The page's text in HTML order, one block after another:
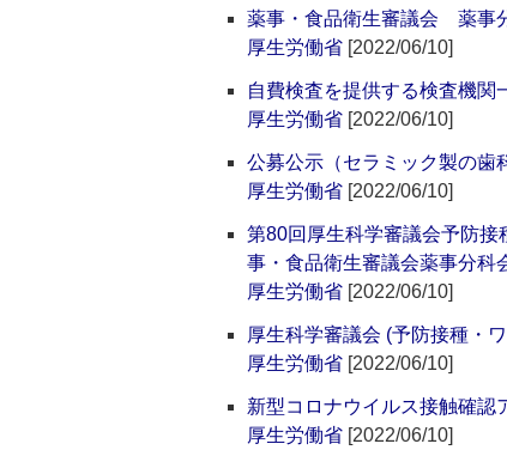
薬事・食品衛生審議会 薬事
厚生労働省 [2022/06/10]
自費検査を提供する検査機関
厚生労働省 [2022/06/10]
公募公示（セラミック製の歯
厚生労働省 [2022/06/10]
第80回厚生科学審議会予防
事・食品衛生審議会薬事分科
厚生労働省 [2022/06/10]
厚生科学審議会 (予防接種・
厚生労働省 [2022/06/10]
新型コロナウイルス接触確認
厚生労働省 [2022/06/10]